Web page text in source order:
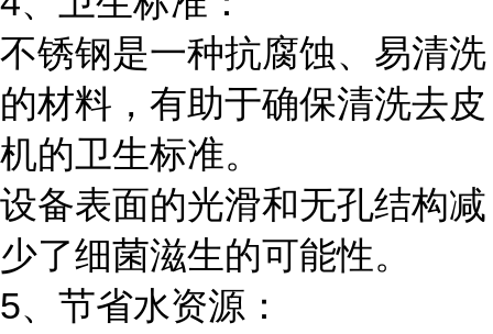
不锈钢是一种抗腐蚀、易清洗
的材料，有助于确保清洗去皮
机的卫生标准。
设备表面的光滑和无孔结构减
少了细菌滋生的可能性。
5、节省水资源：